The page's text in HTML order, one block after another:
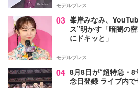
モデルプレス
03 峯岸みなみ、
ス”明かす「暗闇の
にドキッと」
モデルプレス
04 8月8日が“超特急・
念日登録 ライブ内